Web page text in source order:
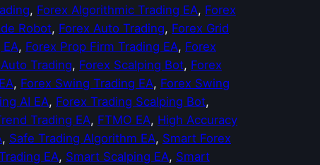
, Forex Algorithmic Trading EA, Forex
Robot, Forex Auto Trading, Forex Grid
, Forex Prop Firm Trading EA, Forex
Trading, Forex Scalping Bot, Forex
, Forex Swing Trading EA, Forex Swing
AI EA, Forex Trading Scalping Bot
Trading EA, FTMO EA, High Accuracy
, Safe Trading Algorithm EA, Smart Forex
EA, Smart Scalping EA, Smart